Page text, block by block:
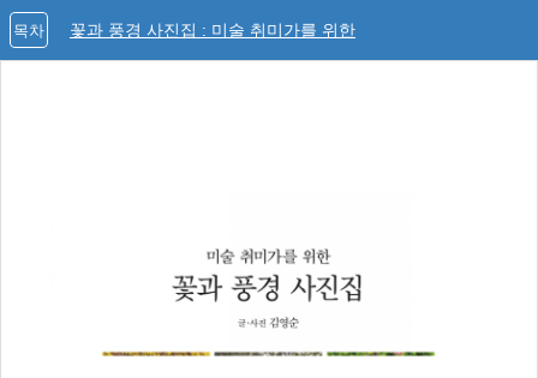
꽃과 풍경 사진집 : 미술 취미가를 위한
목차